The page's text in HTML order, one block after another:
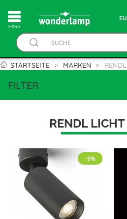
MENÚ
STARTSEITE MARKEN
FILTER
RENDL
-5%